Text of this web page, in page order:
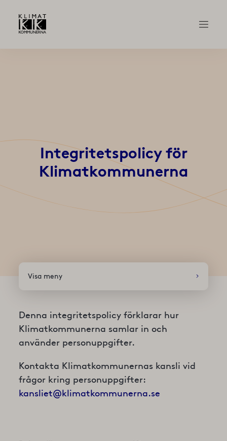
Integritetspolicy för
Klimatkommunerna
Visa meny
Denna integritetspolicy förklarar hur
Klimatkommunerna samlar in och
använder personuppgifter.
Kontakta Klimatkommunernas kansli vid
frågor kring personuppgifter:
kansliet@klimatkommunerna.se